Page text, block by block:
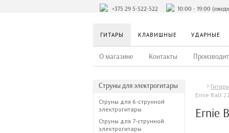
+375 29 5-522-522 10:00 - 19:00
ГИТАРЫ КЛАВИШНЫЕ УДАРНЫЕ
О магазине Контакты
Струны для электрогитары
Струны для 6-струнной
электрогитары
Струны для 7-струнной
электрогитары
Гитары
Ernie Ball
Ernie